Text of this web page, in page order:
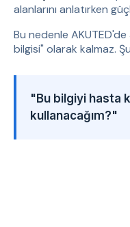
alanlarını anlatırken
Bu nedenle
bilgisi" olarak kalmaz.
"Bu bilgiyi hasta
kullanacağım?"